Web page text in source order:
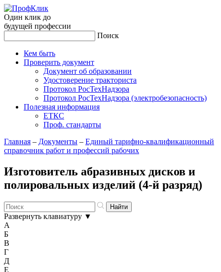
Один клик до
будущей профессии
Поиск
Кем быть
Проверить документ
Документ об образовании
Удостоверение тракториста
Протокол РосТехНадзора
Протокол РосТехНадзора (электробезопасность)
Полезная информация
ЕТКС
Проф. стандарты
Главная – Документы – Единый тарифно-квалификационный
справочник работ и профессий рабочих
Изготовитель абразивных дисков и
полировальных изделий (4-й разряд)
Развернуть клавиатуру ▼
А
Б
В
Г
Д
Е